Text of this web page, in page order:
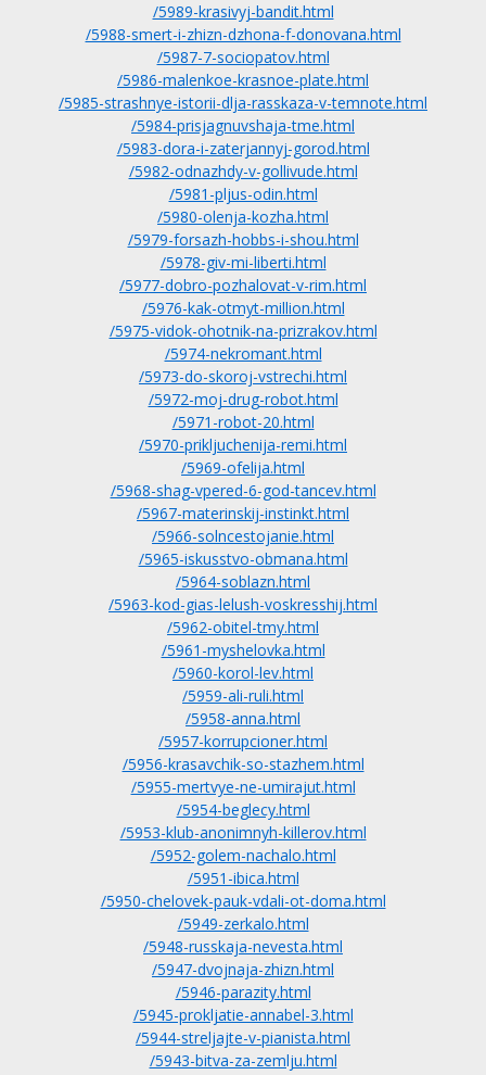
/5989-krasivyj-bandit.html
/5988-smert-i-zhizn-dzhona-f-donovana.html
/5987-7-sociopatov.html
/5986-malenkoe-krasnoe-plate.html
/5985-strashnye-istorii-dlja-rasskaza-v-temnote.html
/5984-prisjagnuvshaja-tme.html
/5983-dora-i-zaterjannyj-gorod.html
/5982-odnazhdy-v-gollivude.html
/5981-pljus-odin.html
/5980-olenja-kozha.html
/5979-forsazh-hobbs-i-shou.html
/5978-giv-mi-liberti.html
/5977-dobro-pozhalovat-v-rim.html
/5976-kak-otmyt-million.html
/5975-vidok-ohotnik-na-prizrakov.html
/5974-nekromant.html
/5973-do-skoroj-vstrechi.html
/5972-moj-drug-robot.html
/5971-robot-20.html
/5970-prikljuchenija-remi.html
/5969-ofelija.html
/5968-shag-vpered-6-god-tancev.html
/5967-materinskij-instinkt.html
/5966-solncestojanie.html
/5965-iskusstvo-obmana.html
/5964-soblazn.html
/5963-kod-gias-lelush-voskresshij.html
/5962-obitel-tmy.html
/5961-myshelovka.html
/5960-korol-lev.html
/5959-ali-ruli.html
/5958-anna.html
/5957-korrupcioner.html
/5956-krasavchik-so-stazhem.html
/5955-mertvye-ne-umirajut.html
/5954-beglecy.html
/5953-klub-anonimnyh-killerov.html
/5952-golem-nachalo.html
/5951-ibica.html
/5950-chelovek-pauk-vdali-ot-doma.html
/5949-zerkalo.html
/5948-russkaja-nevesta.html
/5947-dvojnaja-zhizn.html
/5946-parazity.html
/5945-prokljatie-annabel-3.html
/5944-streljajte-v-pianista.html
/5943-bitva-za-zemlju.html